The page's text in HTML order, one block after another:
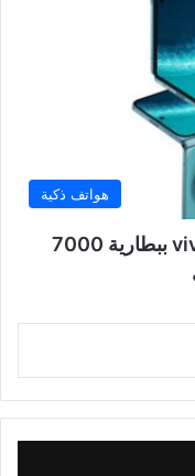
هواتف ذكية
فيفو تكشف رسميا عن vivo X Fold 6 ببطارية 7000